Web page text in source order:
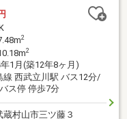
プレゼント情報」をご
せください♪
2
2
1月(築12年8ヶ月)
線 西武立川駅 バス12分/
ス停 停歩7分
蔵村山市三ツ藤３